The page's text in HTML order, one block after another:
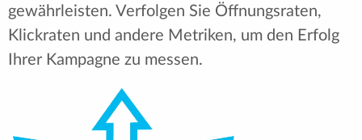
gewährleisten. Verfolgen Sie Öffnungsraten,
Klickraten und andere Metriken, um den Erfolg
Ihrer Kampagne zu messen.